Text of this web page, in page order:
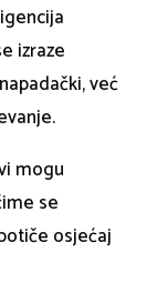
izraze
već
mogu
se
osjećaj